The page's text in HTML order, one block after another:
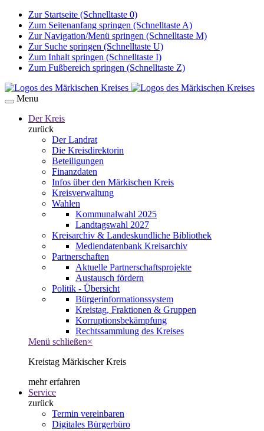
Zur Startseite (Schnelltaste 0)
Zum Seitenanfang springen (Schnelltaste A)
Zur Navigation/Menü springen (Schnelltaste M)
Zur Suche springen (Schnelltaste U)
Zum Inhalt springen (Schnelltaste I)
Zum Fußbereich springen (Schnelltaste Z)
Menu
Der Kreis
zurück
Der Landrat
Die Kreisdirektorin
Beteiligungen
Finanzdaten
Infos über den Märkischen Kreis
Kreisverwaltung
Wahlen
Kommunalwahl 2025
Landtagswahl 2027
Kreisarchiv & Landeskundliche Bibliothek
Mediendatenbank Kreisarchiv
Partnerschaften
Aktuelle Partnerschaftsprojekte
Austausch fördern
Politik - Übersicht
Bürgerinformationssystem
Kreistag, Fraktionen & Gruppen
Korruptionsbekämpfung
Rechtssammlung des Kreises
Menü schließen×
Kreistag Märkischer Kreis
mehr erfahren
Service
zurück
Termin vereinbaren
Digitales Bürgerbüro